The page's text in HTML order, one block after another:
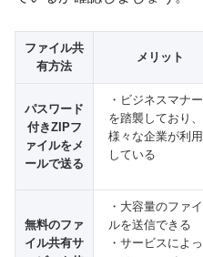
ファイル共
有方法
メリット
パスワード
付きZIPフ
ァイルをメ
ールで送る
・ビジネスマナー
を踏襲しており、
様々な企業が利用
している
無料のファ
イル共有サ
・大容量のファイ
ルを送信できる
・サービスによっ